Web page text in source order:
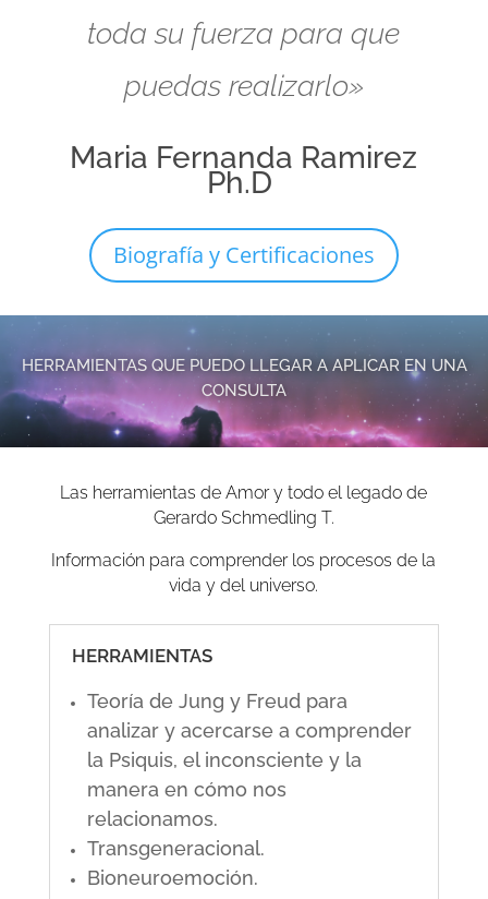
toda su fuerza para que
puedas realizarlo»
Maria Fernanda Ramirez
Ph.D
Biografía y Certificaciones
HERRAMIENTAS QUE PUEDO LLEGAR A APLICAR EN UNA
CONSULTA
Las herramientas de Amor y todo el legado de
Gerardo Schmedling T.
Información para comprender los procesos de la
vida y del universo.
HERRAMIENTAS
Teoría de Jung y Freud para
analizar y acercarse a comprender
la Psiquis, el inconsciente y la
manera en cómo nos
relacionamos.
Transgeneracional.
Bioneuroemoción.